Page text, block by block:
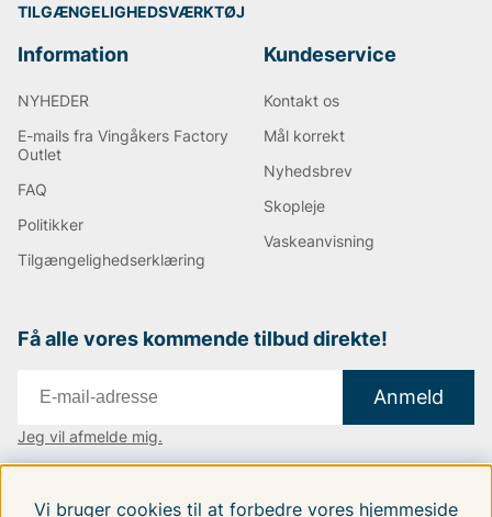
TILGÆNGELIGHEDSVÆRKTØJ
Information
NYHEDER
E-mails fra Vingåkers Factory
Outlet
FAQ
Politikker
Tilgængelighedserklæring
Kundeservice
Kontakt os
Mål korrekt
Nyhedsbrev
Skopleje
Vaskeanvisning
Få alle vores kommende tilbud direkte!
Anmeld
Jeg vil afmelde mig.
Vi bruger cookies til at forbedre vores hjemmeside